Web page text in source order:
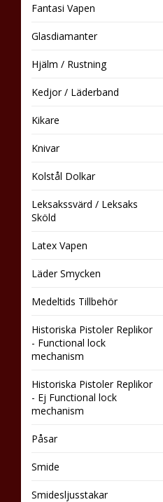
Fantasi Vapen
Glasdiamanter
Hjälm / Rustning
Kedjor / Läderband
Kikare
Knivar
Kolstål Dolkar
Leksakssvärd / Leksaks
Sköld
Latex Vapen
Läder Smycken
Medeltids Tillbehör
Historiska Pistoler Replikor
- Functional lock
mechanism
Historiska Pistoler Replikor
- Ej Functional lock
mechanism
Påsar
Smide
Smidesljusstakar